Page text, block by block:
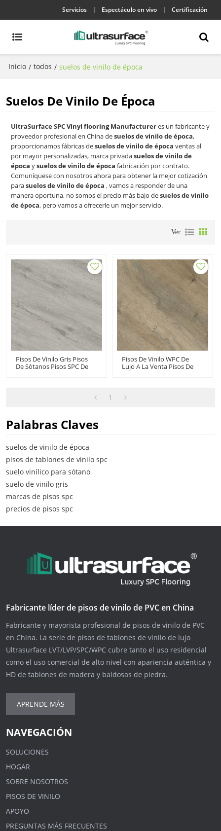
Servicios Espectáculo en vivo Certificación
Inicio / todos / suelos de vinilo de época
Suelos De Vinilo De Época
UltraSurface SPC Vinyl flooring Manufactureres un fabricante y
proveedor profesional en China desuelos de vinilo de época,
proporcionamos fábricas desuelos de vinilo de época ventas al
por mayor personalizadas, marca privadasuelos de vinilo de
época ysuelos de vinilo de época fabricación por contrato.
Comuníquese con nosotros ahora para obtener la mejor cotización
parasuelos de vinilo de época , vamos a responder de una
manera oportuna, no somos el precio más bajo desuelos de vinilo
de época, pero vamos a ofrecerle un mejor servicio.
Ver
Pisos De Vinilo Gris Pisos
De Sótanos Pisos SPC De
Pisos De Vinilo WPC De
Lujo A La Venta Pisos De
Baldosas De Suelo De Vinilo
1
Palabras Claves
suelos de vinilo de época
pisos de tablones de vinilo spc
suelo vinílico para sótano
suelo de vinilo gris
marcas de pisos spc
precios de pisos spc
Fabricante líder de pisos de vinilo de PVC en China
Fabricante y mayorista profesional de pisos de vinilo de PVC
en China. La serie de pisos de tablones de vinilo de lujo
Ultrasurface LVT/LVP/SPC/WPC cubre tanto el uso residencial
como el uso comercial de alto nivel con apariencia auténtica y
HD de tablones de madera y baldosas de piedra.
APRENDE MÁS
NAVEGACIÓN
SOLUCIONES
HOGAR
SOBRE NOSOTROS
PISOS DE VINILO
APOYO
PREGUNTAS MÁS FRECUENTES